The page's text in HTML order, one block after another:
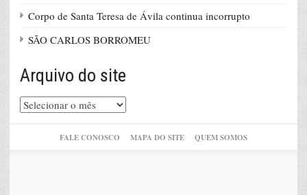
Corpo de Santa Teresa de Ávila continua incorrupto
SÃO CARLOS BORROMEU
Arquivo do site
Arquivo
do
FALE CONOSCO MAPA DO SITE QUEM SOMOS